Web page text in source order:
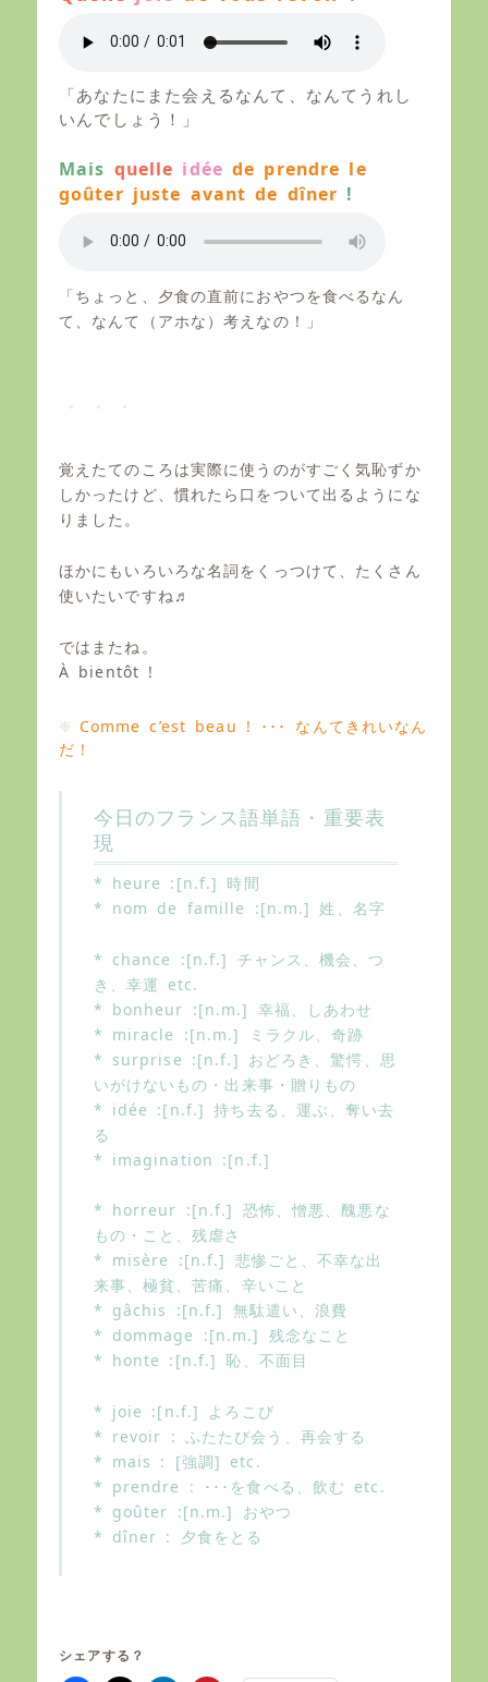
「あなたにまた会えるなんて、なんてうれし
いんでしょう！」
Mais quelle idée de prendre le
goûter juste avant de dîner !
「ちょっと、夕食の直前におやつを食べるなん
て、なんて（アホな）考えなの！」
覚えたてのころは実際に使うのがすごく気恥ずか
しかったけど、慣れたら口をついて出るようにな
りました。
ほかにもいろいろな名詞をくっつけて、たくさん
使いたいですね♬
ではまたね。
À bientôt !
Comme c’est beau ! ･･･ なんてきれいなん
だ！
今日のフランス語単語・重要表
現
* heure :[n.f.] 時間
* nom de famille :[n.m.] 姓、名字
* chance :[n.f.] チャンス、機会、つ
き、幸運 etc.
* bonheur :[n.m.] 幸福、しあわせ
* miracle :[n.m.] ミラクル、奇跡
* surprise :[n.f.] おどろき、驚愕、思
いがけないもの・出来事・贈りもの
* idée :[n.f.] 持ち去る、運ぶ、奪い去
る
* imagination :[n.f.]
* horreur :[n.f.] 恐怖、憎悪、醜悪な
もの・こと、残虐さ
* misère :[n.f.] 悲惨ごと、不幸な出
来事、極貧、苦痛、辛いこと
* gâchis :[n.f.] 無駄遣い、浪費
* dommage :[n.m.] 残念なこと
* honte :[n.f.] 恥、不面目
* joie :[n.f.] よろこび
* revoir : ふたたび会う、再会する
* mais : [強調] etc.
* prendre : ･･･を食べる、飲む etc.
* goûter :[n.m.] おやつ
* dîner : 夕食をとる
シェアする？